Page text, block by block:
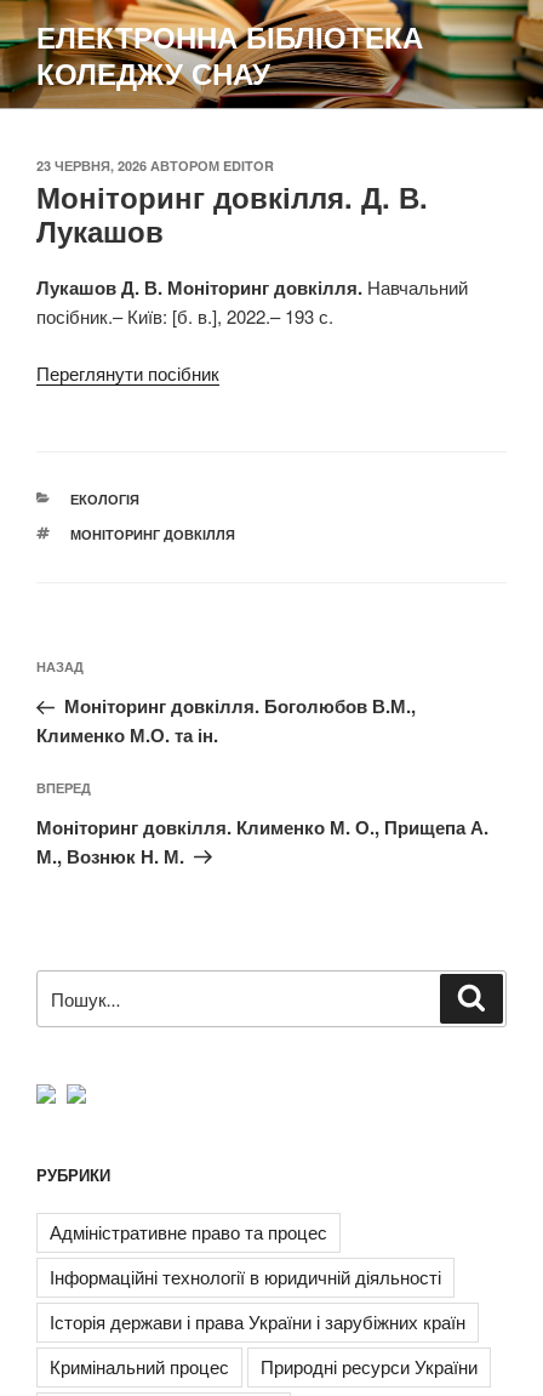
Перейти
до
вмісту
ЕЛЕКТРОННА БІБЛІОТЕКА
КОЛЕДЖУ СНАУ
ОПУБЛІКОВАНО
23 ЧЕРВНЯ, 2026 АВТОРОМ EDITOR
Моніторинг довкілля. Д. В.
Лукашов
Лукашов Д. В. Моніторинг довкілля. Навчальний
посібник.– Київ: [б. в.], 2022.– 193 с.
Переглянути посібник
КАТЕГОРІЇ
ЕКОЛОГІЯ
ПОЗНАЧКИ
МОНІТОРИНГ ДОВКІЛЛЯ
записів
Попередній
запис:
НАЗАД
Моніторинг довкілля. Боголюбов В.М.,
Клименко М.О. та ін.
Наступний
запис
ВПЕРЕД
Моніторинг довкілля. Клименко М. О., Прищепа А.
М., Вознюк Н. М.
за
РУБРИКИ
Адміністративне право та процес
Інформаційні технології в юридичній діяльності
Історія держави і права України і зарубіжних країн
Кримінальний процес
Природні ресурси України